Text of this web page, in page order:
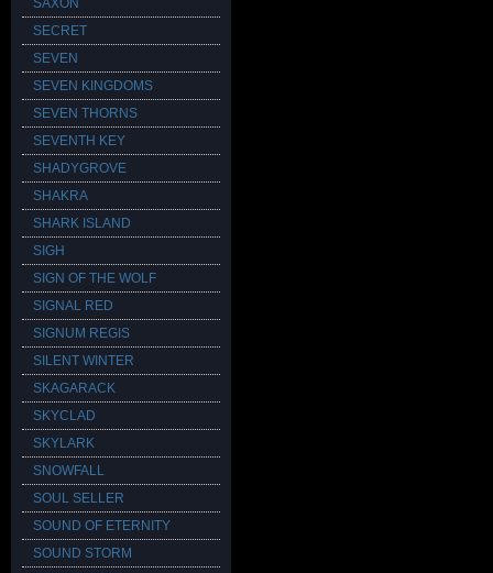
SAXON
SECRET
SEVEN
SEVEN KINGDOMS
SEVEN THORNS
SEVENTH KEY
SHADYGROVE
SHAKRA
SHARK ISLAND
SIGH
SIGN OF THE WOLF
SIGNAL RED
SIGNUM REGIS
SILENT WINTER
SKAGARACK
SKYCLAD
SKYLARK
SNOWFALL
SOUL SELLER
SOUND OF ETERNITY
SOUND STORM